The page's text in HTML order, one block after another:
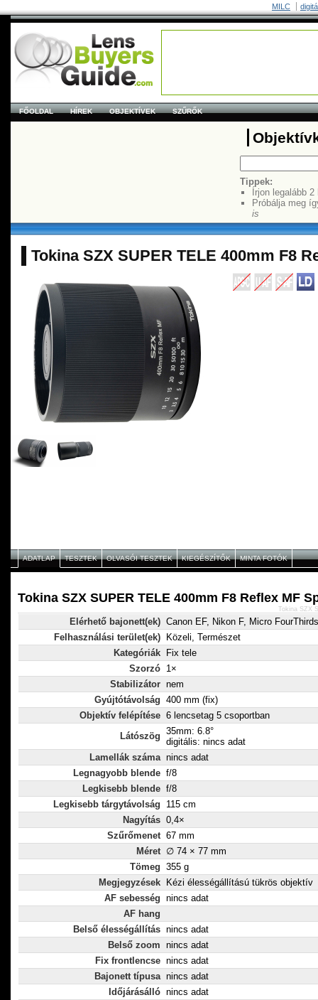
MILC
FŐOLDAL HÍREK OBJEKTÍVEK SZŰRŐK
Tippek:
Írjon legalább
Próbálja meg
is
Tokina SZX SUPER TELE 400mm F8
ADATLAP TESZTEK OLVASÓI TESZTEK KIEGÉSZÍTŐK MINTA FOTÓK
Tokina SZX SUPER TELE 400mm F8 Reflex MF
Elérhető bajonett(ek) Canon EF, Nikon F, Micro
Felhasználási terület(ek)
Közeli, Természet
Kategóriák
Fix tele
Szorzó 1×
Stabilizátor nem
Gyújtótávolság 400 mm (fix)
Objektív felépítése 6 lencsetag 5 csoportban
Látószög 35mm: 6.8°
digitális: nincs adat
Lamellák száma nincs adat
Legnagyobb blende f/8
Legkisebb blende f/8
Legkisebb tárgytávolság
115 cm
Nagyítás 0,4×
Szűrőmenet 67 mm
Méret ∅ 74 × 77 mm
Tömeg 355 g
Megjegyzések
Kézi élességállítású tükrös objektív
AF sebesség nincs adat
AF hang
Belső élességállítás nincs adat
Belső zoom nincs adat
Fix frontlencse nincs adat
Bajonett típusa nincs adat
Időjárásálló nincs adat
Tokina SZX